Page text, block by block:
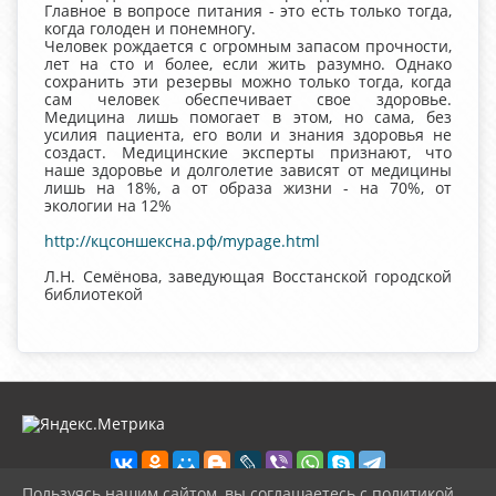
Главное в вопросе питания - это есть только тогда,
когда голоден и понемногу.
Человек рождается с огромным запасом прочности,
лет на сто и более, если жить разумно. Однако
сохранить эти резервы можно только тогда, когда
сам человек обеспечивает свое здоровье.
Медицина лишь помогает в этом, но сама, без
усилия пациента, его воли и знания здоровья не
создаст. Медицинские эксперты признают, что
наше здоровье и долголетие зависят от медицины
лишь на 18%, а от образа жизни - на 70%, от
экологии на 12%
http://кцсоншексна.рф/mypage.html
Л.Н. Семёнова, заведующая Восстанской городской
библиотекой